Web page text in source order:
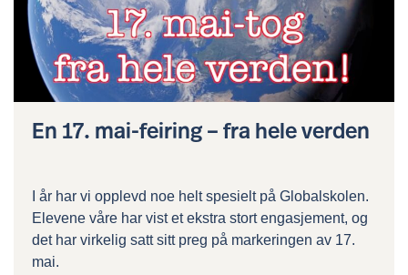
En 17. mai-feiring – fra hele verden
I år har vi opplevd noe helt spesielt på Globalskolen.
Elevene våre har vist et ekstra stort engasjement, og
det har virkelig satt sitt preg på markeringen av 17.
mai.